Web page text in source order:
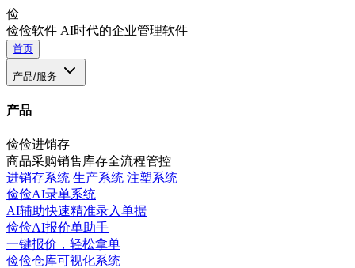
俭
俭俭软件 AI时代的企业管理软件
首页
产品/服务
产品
俭俭进销存
商品采购销售库存全流程管控
进销存系统 生产系统 注塑系统
俭俭AI录单系统
AI辅助快速精准录入单据
俭俭AI报价单助手
一键报价，轻松拿单
俭俭仓库可视化系统